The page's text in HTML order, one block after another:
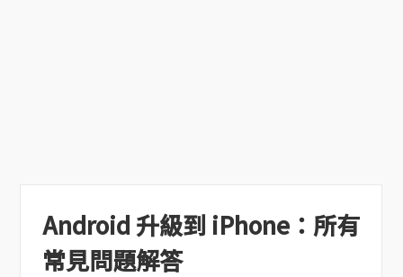
Android 升級到 iPhone：所有
常見問題解答